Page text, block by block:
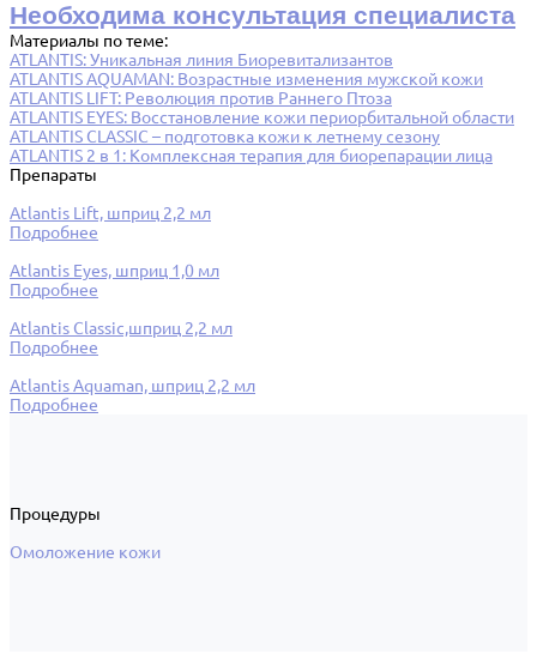
Необходима консультация специалиста
Материалы по теме:
ATLANTIS: Уникальная линия Биоревитализантов
ATLANTIS AQUAMAN: Возрастные изменения мужской кожи
ATLANTIS LIFT: Революция против Раннего Птоза
ATLANTIS EYES: Восстановление кожи периорбитальной области
ATLANTIS CLASSIC – подготовка кожи к летнему сезону
ATLANTIS 2 в 1: Комплексная терапия для биорепарации лица
Препараты
Atlantis Lift, шприц 2,2 мл
Подробнее
Atlantis Eyes, шприц 1,0 мл
Подробнее
Atlantis Classic,шприц 2,2 мл
Подробнее
Atlantis Aquaman, шприц 2,2 мл
Подробнее
Процедуры
Омоложение кожи